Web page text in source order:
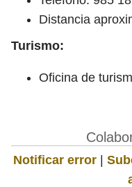
Distancia
Turismo:
Oficina de
Notificar error |